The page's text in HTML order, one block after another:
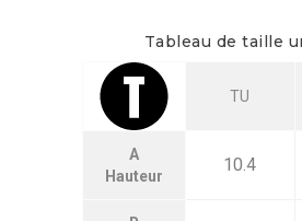
Tableau de taille
TU
A
Hauteur
10.4